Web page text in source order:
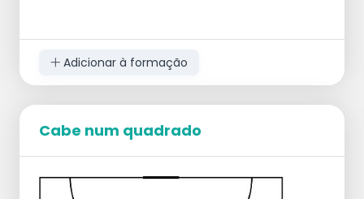
peão da branca, e assim sucessivamente.
Variações:
Correr atrás da bola.
A bola corre no sentido dos ponteiros do
relógio e os jogadores no sentido contrário
ao dos ponteiros do relógio.
Cruzamento na diagonal.
2 bolas.
Adicionar à formação
Cabe num quadrado